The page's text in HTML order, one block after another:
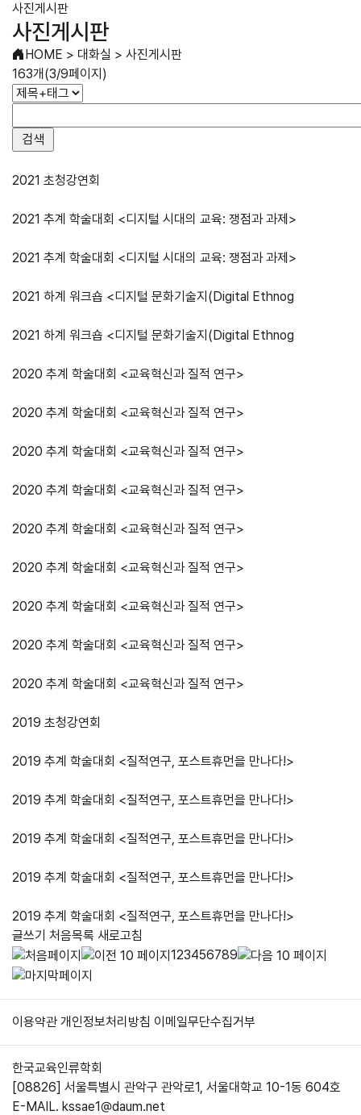
사진게시판
사진게시판
HOME > 대화실 > 사진게시판
163개(3/9페이지)
2021 초청강연회
2021 추계 학술대회 <디지털 시대의 교육: 쟁점과 과제>
2021 추계 학술대회 <디지털 시대의 교육: 쟁점과 과제>
2021 하계 워크숍 <디지털 문화기술지(Digital Ethnog
2021 하계 워크숍 <디지털 문화기술지(Digital Ethnog
2020 추계 학술대회 <교육혁신과 질적 연구>
2020 추계 학술대회 <교육혁신과 질적 연구>
2020 추계 학술대회 <교육혁신과 질적 연구>
2020 추계 학술대회 <교육혁신과 질적 연구>
2020 추계 학술대회 <교육혁신과 질적 연구>
2020 추계 학술대회 <교육혁신과 질적 연구>
2020 추계 학술대회 <교육혁신과 질적 연구>
2020 추계 학술대회 <교육혁신과 질적 연구>
2020 추계 학술대회 <교육혁신과 질적 연구>
2019 초청강연회
2019 추계 학술대회 <질적연구, 포스트휴먼을 만나다!>
2019 추계 학술대회 <질적연구, 포스트휴먼을 만나다!>
2019 추계 학술대회 <질적연구, 포스트휴먼을 만나다!>
2019 추계 학술대회 <질적연구, 포스트휴먼을 만나다!>
2019 추계 학술대회 <질적연구, 포스트휴먼을 만나다!>
글쓰기 처음목록 새로고침
123456789
이용약관 개인정보처리방침 이메일무단수집거부
한국교육인류학회
[08826] 서울특별시 관악구 관악로1, 서울대학교 10-1동 604호
E-MAIL. kssae1@daum.net